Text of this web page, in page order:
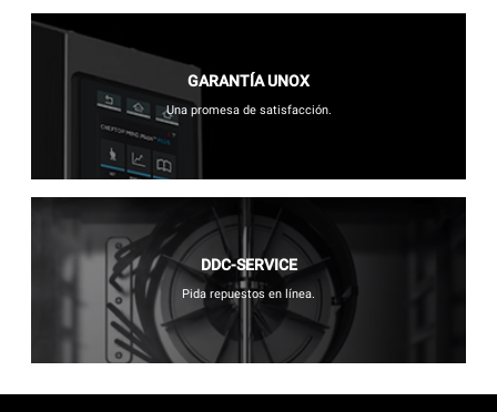
GARANTÍA UNOX
Una promesa de satisfacción.
DDC-SERVICE
Pida repuestos en línea.